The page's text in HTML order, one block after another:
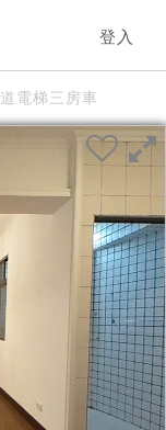
登入
電梯三房車